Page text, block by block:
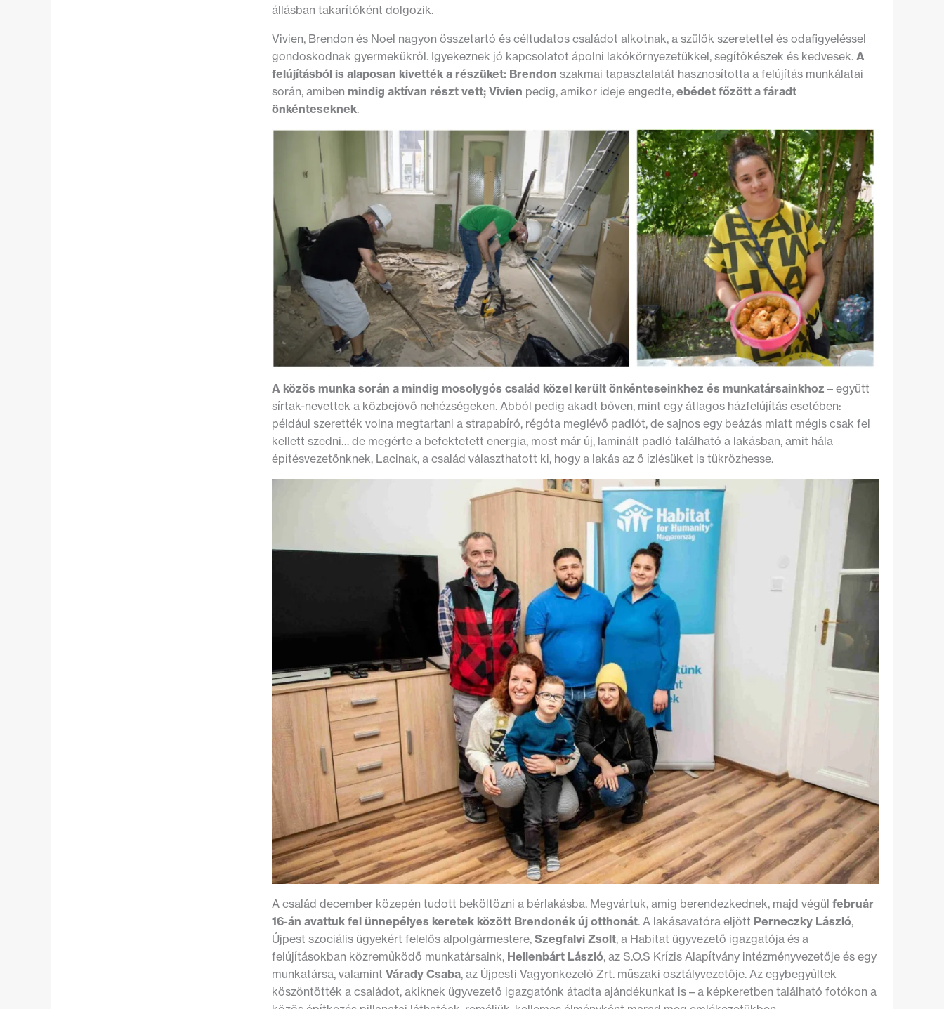
állásban takarítóként dolgozik.
Vivien, Brendon és Noel nagyon összetartó és céltudatos családot alkotnak, a szülők szeretettel és odafigyeléssel
gondoskodnak gyermekükről. Igyekeznek jó kapcsolatot ápolni lakókörnyezetükkel, segítőkészek és kedvesek. A
felújításból is alaposan kivették a részüket: Brendon szakmai tapasztalatát hasznosította a felújítás munkálatai
során, amiben mindig aktívan részt vett; Vivien pedig, amikor ideje engedte, ebédet főzött a fáradt
önkénteseknek.
A közös munka során a mindig mosolygós család közel került önkénteseinkhez és munkatársainkhoz – együtt
sírtak-nevettek a közbejövő nehézségeken. Abból pedig akadt bőven, mint egy átlagos házfelújítás esetében:
például szerették volna megtartani a strapabíró, régóta meglévő padlót, de sajnos egy beázás miatt mégis csak fel
kellett szedni… de megérte a befektetett energia, most már új, laminált padló található a lakásban, amit hála
építésvezetőnknek, Lacinak, a család választhatott ki, hogy a lakás az ő ízlésüket is tükrözhesse.
A család december közepén tudott beköltözni a bérlakásba. Megvártuk, amíg berendezkednek, majd végül február
16-án avattuk fel ünnepélyes keretek között Brendonék új otthonát. A lakásavatóra eljött Perneczky László,
Újpest szociális ügyekért felelős alpolgármestere, Szegfalvi Zsolt, a Habitat ügyvezető igazgatója és a
felújításokban közreműködő munkatársaink, Hellenbárt László, az S.O.S Krízis Alapítvány intézményvezetője és egy
munkatársa, valamint Várady Csaba, az Újpesti Vagyonkezelő Zrt. műszaki osztályvezetője. Az egybegyűltek
köszöntötték a családot, akiknek ügyvezető igazgatónk átadta ajándékunkat is – a képkeretben található fotókon a